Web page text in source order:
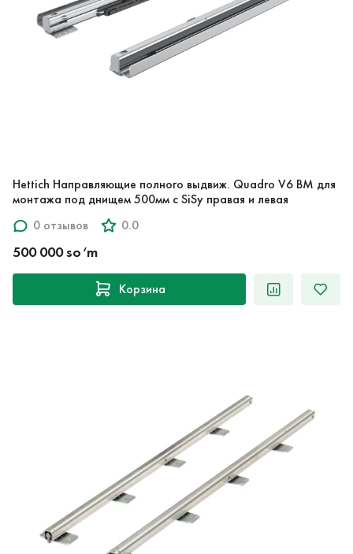
Hettich Направляющие полного выдвиж. Quadro V6 BM для
монтажа под днищем 500мм с SiSy правая и левая
0 отзывов
0.0
500 000 so‘m
Корзина